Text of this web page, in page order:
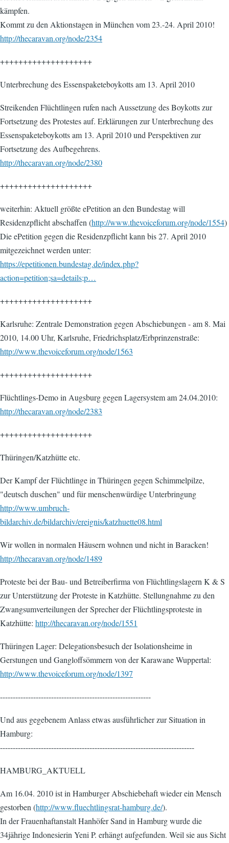
kämpfen.
Kommt zu den Aktionstagen in München vom 23.-24. April 2010!
http://thecaravan.org/node/2354
++++++++++++++++++++
Unterbrechung des Essenspaketeboykotts am 13. April 2010
Streikenden Flüchtlingen rufen nach Aussetzung des Boykotts zur
Fortsetzung des Protestes auf. Erklärungen zur Unterbrechung des
Essenspaketeboykotts am 13. April 2010 und Perspektiven zur
Fortsetzung des Aufbegehrens.
http://thecaravan.org/node/2380
++++++++++++++++++++
weiterhin: Aktuell größte ePetition an den Bundestag will
Residenzpflicht abschaffen (http://www.thevoiceforum.org/node/1554)
Die ePetition gegen die Residenzpflicht kann bis 27. April 2010
mitgezeichnet werden unter:
https://epetitionen.bundestag.de/index.php?
action=petition;sa=details;p…
++++++++++++++++++++
Karlsruhe: Zentrale Demonstration gegen Abschiebungen - am 8. Mai
2010, 14.00 Uhr, Karlsruhe, Friedrichsplatz/Erbprinzenstraße:
http://www.thevoiceforum.org/node/1563
++++++++++++++++++++
Flüchtlings-Demo in Augsburg gegen Lagersystem am 24.04.2010:
http://thecaravan.org/node/2383
++++++++++++++++++++
Thüringen/Katzhütte etc.
Der Kampf der Flüchtlinge in Thüringen gegen Schimmelpilze,
"deutsch duschen" und für menschenwürdige Unterbringung
http://www.umbruch-
bildarchiv.de/bildarchiv/ereignis/katzhuette08.html
Wir wollen in normalen Häusern wohnen und nicht in Baracken!
http://thecaravan.org/node/1489
Proteste bei der Bau- und Betreiberfirma von Flüchtlingslagern K & S
zur Unterstützung der Proteste in Katzhütte. Stellungnahme zu den
Zwangsumverteilungen der Sprecher der Flüchtlingsproteste in
Katzhütte: http://thecaravan.org/node/1551
Thüringen Lager: Delegationsbesuch der Isolationsheime in
Gerstungen und Gangloffsömmern von der Karawane Wuppertal:
http://www.thevoiceforum.org/node/1397
-----------------------------------------------------------
Und aus gegebenem Anlass etwas ausführlicher zur Situation in
Hamburg:
----------------------------------------------------------------------------
HAMBURG_AKTUELL
Am 16.04. 2010 ist in Hamburger Abschiebehaft wieder ein Mensch
gestorben (http://www.fluechtlingsrat-hamburg.de/).
In der Frauenhaftanstalt Hanhöfer Sand in Hamburg wurde die
34jährige Indonesierin Yeni P. erhängt aufgefunden. Weil sie aus Sicht